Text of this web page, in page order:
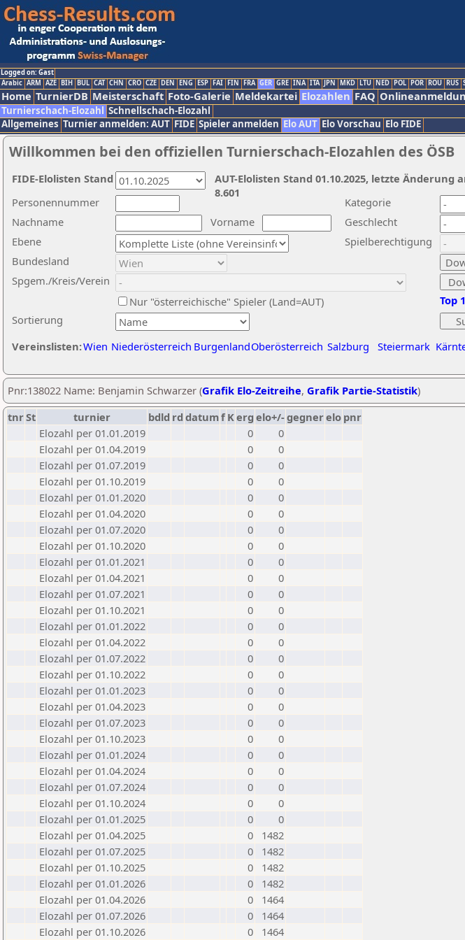
Logged on: Gast
Arabic ARM AZE BIH BUL CAT CHN CRO CZE DEN ENG ESP FAI FIN FRA GER GRE INA ITA JPN MKD LTU NED POL POR ROU RUS
Home TurnierDB Meisterschaft Foto-Galerie Meldekartei Elozahlen FAQ
Turnierschach-Elozahl Schnellschach-Elozahl
Allgemeines Turnier anmelden: AUT FIDE Spieler anmelden Elo AUT Elo Vorschau Elo FIDE
Willkommen bei den offiziellen Turnierschach-Elozahlen des ÖSB
Nachname
Vorname
Ebene
Kategorie
Sortierung
Personennummer
Bundesland
Spgem./Kreis/Verein
Geschlecht
Nur "österreichische" Spieler (Land=AUT)
Spielberechtigung
Vereinslisten:Wien Niederösterreich BurgenlandOberösterreich Salzburg Steiermark
Top
AUT-Elolisten Stand 01.10.2025, letzte Änderung
8.601
FIDE-Elolisten Stand
Pnr:138022 Name: Benjamin Schwarzer (Grafik Elo-Zeitreihe, Grafik Partie-Statistik)
tnrSt turnier bdld rd datumf Kerg elo+/-gegnerelo pnr
Elozahl per 01.01.2019
0
0
Elozahl per 01.04.2019
0
0
Elozahl per 01.07.2019
0
0
Elozahl per 01.10.2019
0
0
Elozahl per 01.01.2020
0
0
Elozahl per 01.04.2020
0
0
Elozahl per 01.07.2020
0
0
Elozahl per 01.10.2020
0
0
Elozahl per 01.01.2021
0
0
Elozahl per 01.04.2021
0
0
Elozahl per 01.07.2021
0
0
Elozahl per 01.10.2021
0
0
Elozahl per 01.01.2022
0
0
Elozahl per 01.04.2022
0
0
Elozahl per 01.07.2022
0
0
Elozahl per 01.10.2022
0
0
Elozahl per 01.01.2023
0
0
Elozahl per 01.04.2023
0
0
Elozahl per 01.07.2023
0
0
Elozahl per 01.10.2023
0
0
Elozahl per 01.01.2024
0
0
Elozahl per 01.04.2024
0
0
Elozahl per 01.07.2024
0
0
Elozahl per 01.10.2024
0
0
Elozahl per 01.01.2025
0
0
Elozahl per 01.04.2025
0
1482
Elozahl per 01.07.2025
0
1482
Elozahl per 01.10.2025
0
1482
Elozahl per 01.01.2026
0
1482
Elozahl per 01.04.2026
0
1464
Elozahl per 01.07.2026
0
1464
Elozahl per 01.10.2026
0 1464